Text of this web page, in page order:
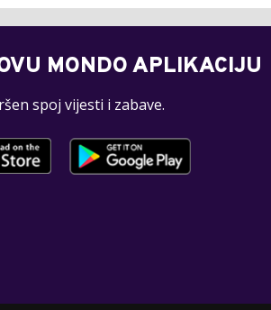
MONDO APLIKACIJU
spoj vijesti i zabave.